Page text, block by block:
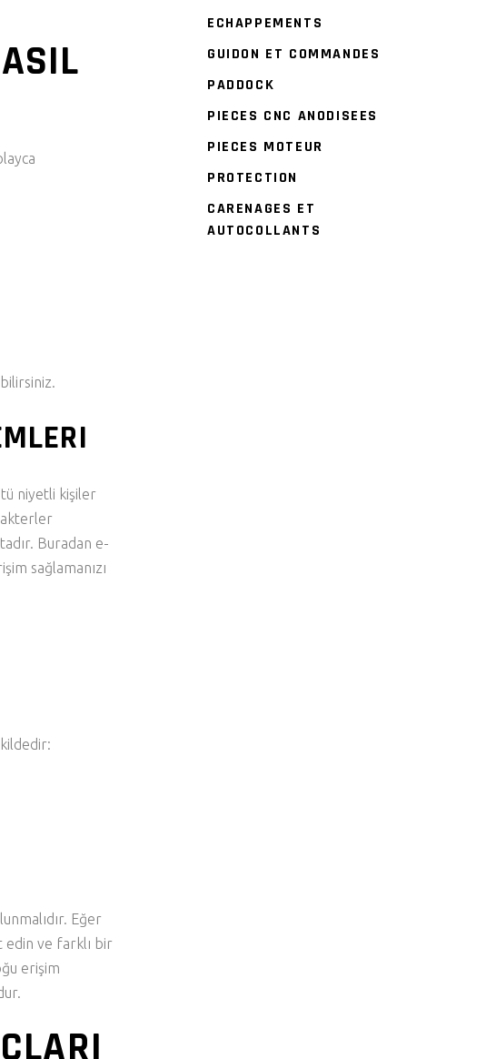
niyetli kişiler
Buradan e-
sağlamanızı
Eğer
edin ve farklı bir
erişim
ECHAPPEMENTS
GUIDON ET COMMANDES
PADDOCK
PIECES CNC ANODISEES
PIECES MOTEUR
PROTECTION
CARENAGES ET
AUTOCOLLANTS